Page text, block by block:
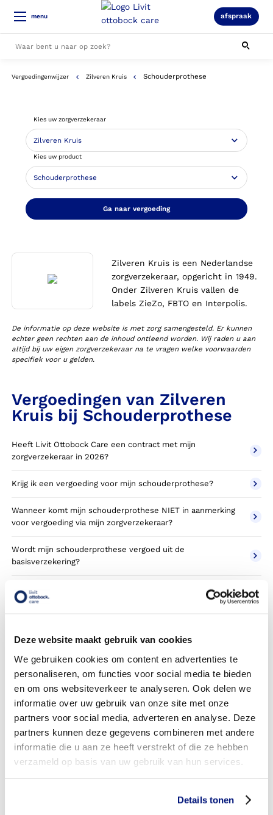
Deze website maakt gebruik van cookies
We gebruiken cookies om content en advertenties te
personaliseren, om functies voor social media te bieden
en om ons websiteverkeer te analyseren. Ook delen we
informatie over uw gebruik van onze site met onze
partners voor social media, adverteren en analyse. Deze
partners kunnen deze gegevens combineren met andere
informatie die u aan ze heeft verstrekt of die ze hebben
verzameld op basis van uw gebruik van hun services.
Details tonen
menu afspraak
Alle resultaten
Vergoedingenwijzer Zilveren Kruis Schouderprothese
Kies uw zorgverzekeraar
Kies uw product
Ga naar vergoeding
Zilveren Kruis is een Nederlandse
zorgverzekeraar, opgericht in 1949.
Onder Zilveren Kruis vallen de
labels ZieZo, FBTO en Interpolis.
De informatie op deze website is met zorg samengesteld. Er kunnen
echter geen rechten aan de inhoud ontleend worden. Wij raden u aan
altijd bij uw eigen zorgverzekeraar na te vragen welke voorwaarden
specifiek voor u gelden.
Vergoedingen van Zilveren
Kruis bij Schouderprothese
Heeft Livit Ottobock Care een contract met mijn
zorgverzekeraar in 2026?
Krijg ik een vergoeding voor mijn schouderprothese?
Wanneer komt mijn schouderprothese NIET in aanmerking
voor vergoeding via mijn zorgverzekeraar?
Wordt mijn schouderprothese vergoed uit de
basisverzekering?
Wordt mijn schouderprothese vergoed vanuit een
aanvullende verzekering?
Zijn er ook schouderprothesen in confectie- of standaard
uitvoeringen?
Is de schouderprothese mijn eigendom?
Wordt de schouderprothese geleverd onder de bruikleen
of lease regeling van uw zorgverzekering?
Wanneer mag mijn schouderprothese vervangen worden?
toestemming nodig van mijn zorgverzekeraar?